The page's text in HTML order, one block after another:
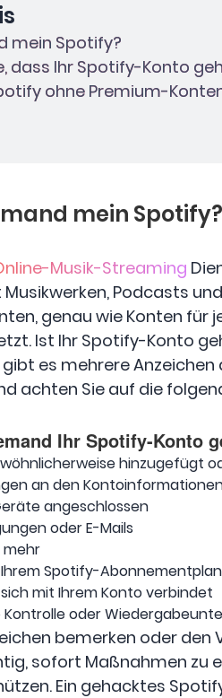
mein Spotify?
dass Ihr Spotify-Konto
ohne Premium-
mein Spotify?
Musik-Streaming
Podcasts
genau wie Konten für
Ist Ihr Spotify-Konto
es mehrere
achten Sie auf die
Ihr Spotify-Konto
hinzugefügt
an den
angeschlossen
oder E-Mails
Spotify-Abonnementplan
mit Ihrem Konto verbindet
Kontrolle oder
bemerken oder
sofort Maßnahmen zu
Ein gehacktes